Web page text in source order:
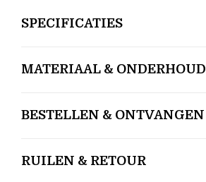
SPECIFICATIES
MATERIAAL & ONDERHOUD
BESTELLEN & ONTVANGEN
RUILEN & RETOUR